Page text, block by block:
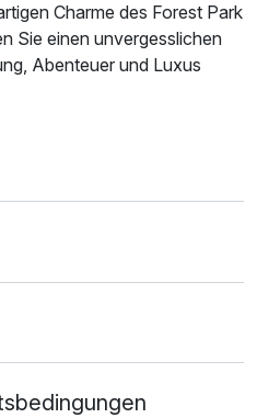
Charme des Forest Park
Sie einen unvergesslichen
Abenteuer und Luxus